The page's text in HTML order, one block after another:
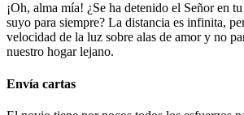
¡Oh, alma mía! ¿Se ha detenido el Señor en
suyo para siempre? La distancia es infinita,
velocidad de la luz sobre alas de amor y no
nuestro hogar lejano.
Envía cartas